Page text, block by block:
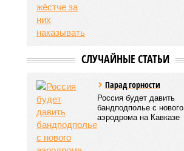
СЛУЧАЙНЫЕ СТАТЬИ
Парад горности
Россия будет давить
бандподполье с нового
аэродрома на Кавказе